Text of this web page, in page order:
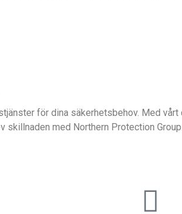
för dina säkerhetsbehov. Med
skillnaden med Northern Protection